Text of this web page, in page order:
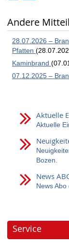
Andere
28.07.2026 –
Pfatten
Kaminbrand
07.12.2025 –
Aktuelle
Aktuelle
Bozen.
News
News
Service